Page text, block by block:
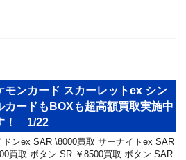
モンカード スカーレットex シン
カードもBOXも超高額買取実施中
！ 1/22
ドンex SAR \8000買取 サーナイトex SAR
買取 ボタン SR ￥8500買取 ボタン SAR